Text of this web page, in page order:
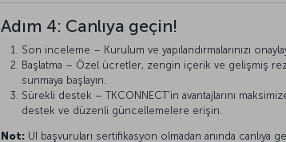
Adım 4: Canlıya geçin!
Son inceleme – Kurulum ve yapılandırmalarınızı
Başlatma – Özel ücretler, zengin içerik ve gelişmiş
sunmaya başlayın.
Sürekli destek – TKCONNECT'in avantajlarını
destek ve düzenli güncellemelere erişin.
Not: UI başvuruları sertifikasyon olmadan anında canlıya